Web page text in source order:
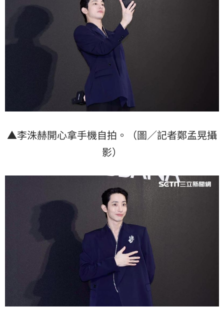
▲李洙赫開心拿手機自拍。（圖／記者鄭孟晃攝
影）